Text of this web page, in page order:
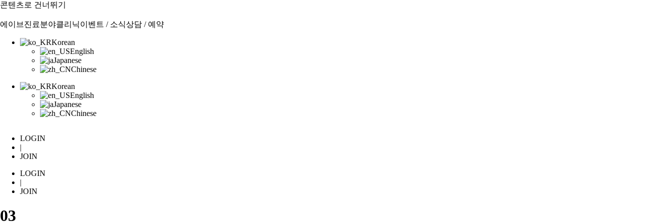
콘텐츠로 건너뛰기
에이브 진료분야클리닉이벤트 / 소식상담 / 예약
Korean
English
Japanese
Chinese
Korean
English
Japanese
Chinese
LOGIN
|
JOIN
LOGIN
|
JOIN
03